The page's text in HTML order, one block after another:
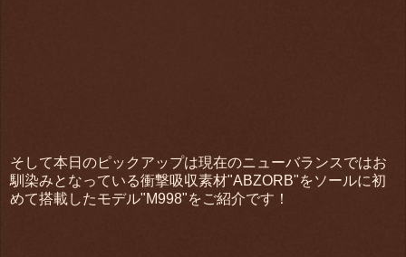
そして本日のピックアップは現在のニューバランスではお
馴染みとなっている衝撃吸収素材"ABZORB"をソールに初
めて搭載したモデル"M998"をご紹介です！